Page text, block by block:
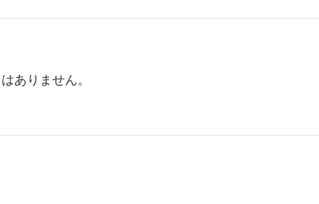
ありません。